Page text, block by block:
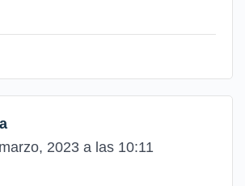
2023 a las 10:11